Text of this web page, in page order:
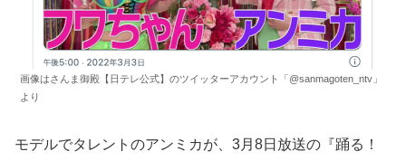
画像はさんま御殿【日テレ公式】のツイッターアカウント「@sanmagoten_ntv」
より
モデルでタレントのアンミカが、3月8日放送の『踊る！